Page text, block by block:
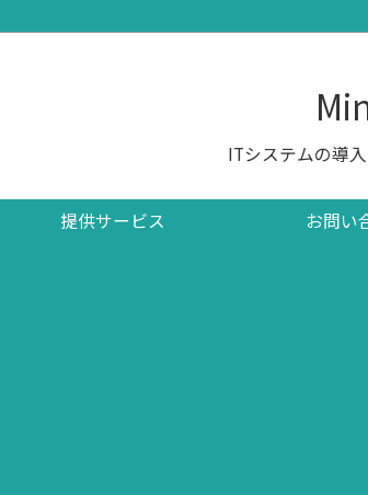
ITシステムの導
提供サービス お問い